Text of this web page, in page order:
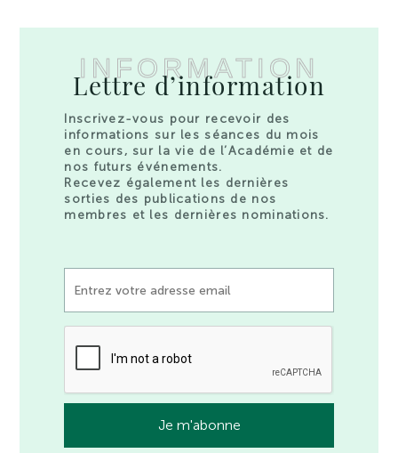
INFORMATION
Lettre d’information
Inscrivez-vous pour recevoir des
informations sur les séances du mois
en cours, sur la vie de l’Académie et de
nos futurs événements.
Recevez également les dernières
sorties des publications de nos
membres et les dernières nominations.